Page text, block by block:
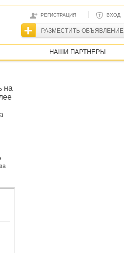
РЕГИСТРАЦИЯ | ВХОД
РАЗМЕСТИТЬ ОБЪЯВЛЕНИЕ
НАШИ ПАРТНЕРЫ
на